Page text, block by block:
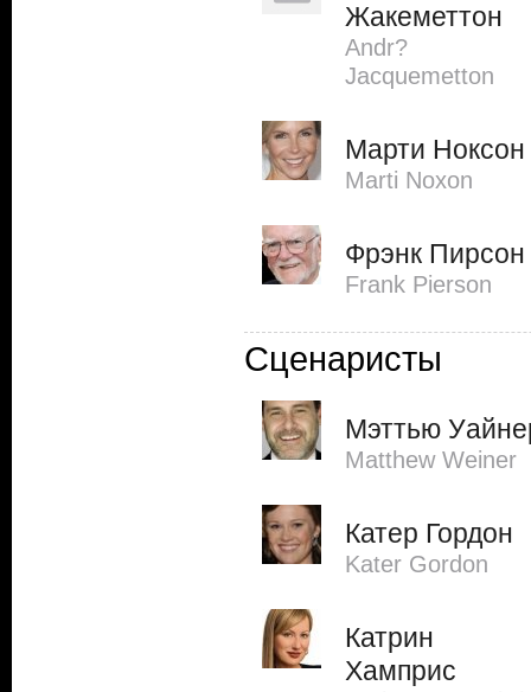
Жакеметтон
Andr?
Jacquemetton
Марти Ноксон
Marti Noxon
Фрэнк Пирсон
Frank Pierson
Сценаристы
Мэттью
Matthew Weiner
Катер Гордон
Kater Gordon
Катрин
Хамприс